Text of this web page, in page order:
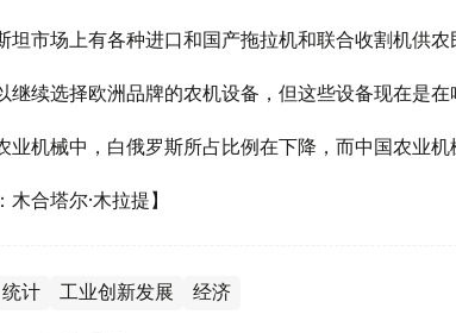
坦市场上有各种进口和国产拖拉机和联合收割机供农
继续选择欧洲品牌的农机设备，但这些设备现在是在
业机械中，白俄罗斯所占比例在下降，而中国农业机
木合塔尔·木拉提】
统计 工业创新发展 经济